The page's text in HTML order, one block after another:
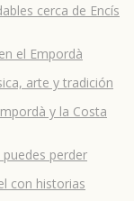
cerca de Encís
el Empordà
arte y tradición
y la Costa
perder
con historias